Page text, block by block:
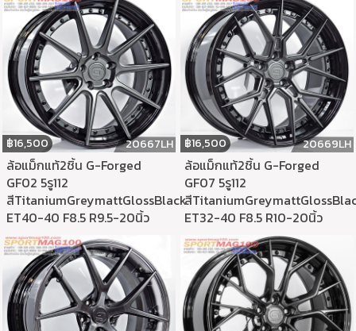
฿16,500 20667LH
ล้อแม็กแท้2ชิ้น G-Forged
GF02 5รู112
สีTitaniumGreymattGlossBlack
ET40-40 F8.5 R9.5-20นิ้ว
฿16,500 20669LH
ล้อแม็กแท้2ชิ้น G-Forged
GF07 5รู112
สี
ET32-40 F8.5 R10-20นิ้ว